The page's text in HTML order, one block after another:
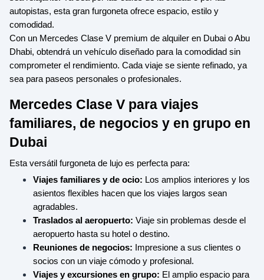
autopistas, esta gran furgoneta ofrece espacio, estilo y
comodidad.
Con un Mercedes Clase V premium de alquiler en Dubai o Abu
Dhabi, obtendrá un vehículo diseñado para la comodidad sin
comprometer el rendimiento. Cada viaje se siente refinado, ya
sea para paseos personales o profesionales.
Mercedes Clase V para viajes
familiares, de negocios y en grupo en
Dubai
Esta versátil furgoneta de lujo es perfecta para:
Viajes familiares y de ocio: Los amplios interiores y los
asientos flexibles hacen que los viajes largos sean
agradables.
Traslados al aeropuerto: Viaje sin problemas desde el
aeropuerto hasta su hotel o destino.
Reuniones de negocios: Impresione a sus clientes o
socios con un viaje cómodo y profesional.
Viajes y excursiones en grupo: El amplio espacio para